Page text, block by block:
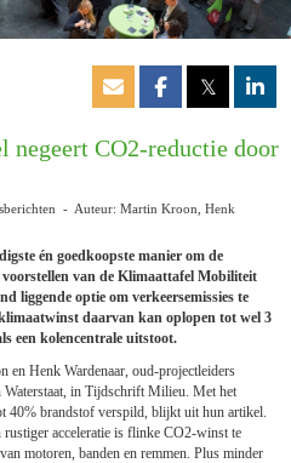
𝕏
negeert CO2-reductie door
- Auteur: Martin Kroon, Henk
én goedkoopste manier om de
van de Klimaattafel Mobiliteit
liggende optie om verkeersemissies te
daarvan kan oplopen tot wel 3
een kolencentrale uitstoot.
Henk Wardenaar, oud-projectleiders
in Tijdschrift Milieu. Met het
40% brandstof verspild, blijkt uit hun artikel.
acceleratie is flinke CO2-winst te
motoren, banden en remmen. Plus minder